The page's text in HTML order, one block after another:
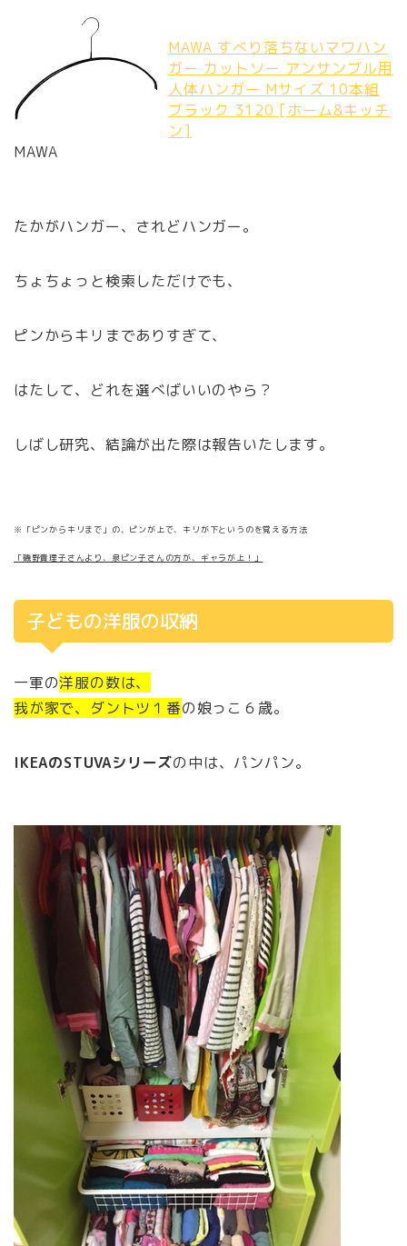
MAWA すべり落ちないマワハン
ガー カットソー アンサンブル用
人体ハンガー Mサイズ 10本組
ブラック 3120 [ホーム&キッチ
ン]
MAWA
たかがハンガー、されどハンガー。
ちょちょっと検索しただけでも、
ピンからキリまでありすぎて、
はたして、どれを選べばいいのやら？
しばし研究、結論が出た際は報告いたします。
※「ピンからキリまで」の、ピンが上で、キリが下というのを覚える方法
「磯野貴理子さんより、泉ピン子さんの方が、ギャラが上！」
子どもの洋服の収納
一軍の洋服の数は、
我が家で、ダントツ１番の娘っこ６歳。
IKEAのSTUVAシリーズの中は、パンパン。